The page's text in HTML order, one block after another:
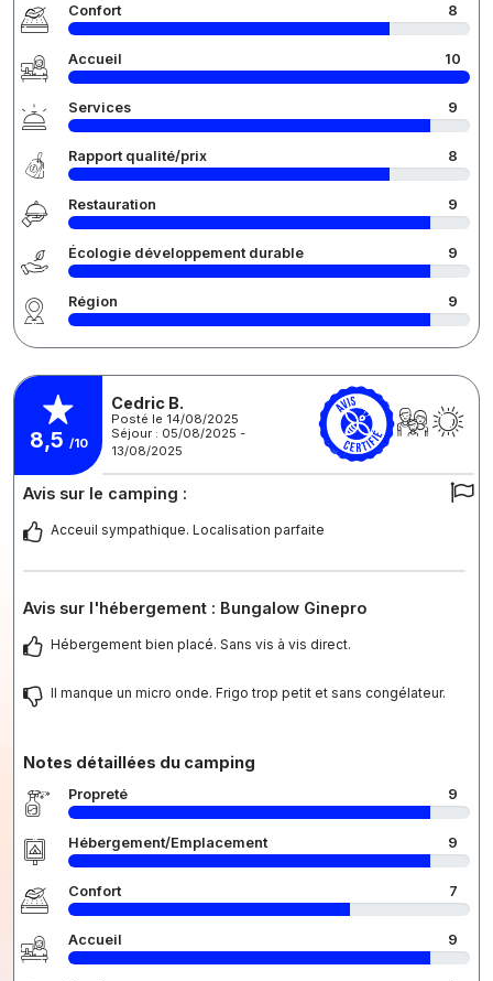
Confort 8
Accueil 10
Services 9
Rapport qualité/prix 8
Restauration 9
Écologie développement durable 9
Région 9
8,5 /10
Cedric B.
Posté le 14/08/2025
Séjour : 05/08/2025 -
13/08/2025
Avis sur le camping :
Acceuil sympathique. Localisation parfaite
Avis sur l'hébergement : Bungalow Ginepro
Hébergement bien placé. Sans vis à vis direct.
Il manque un micro onde. Frigo trop petit et sans congélateur.
Notes détaillées du camping
Propreté 9
Hébergement/Emplacement 9
Confort 7
Accueil 9